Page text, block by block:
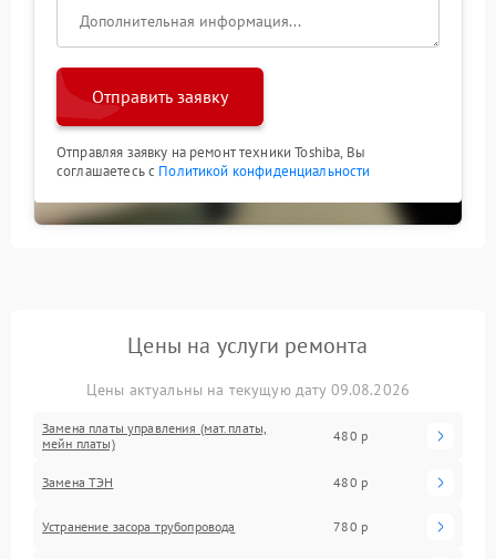
Отправить заявку
Отправляя заявку на ремонт техники Toshiba, Вы
соглашаетесь с Политикой конфиденциальности
Цены на услуги ремонта
Цены актуальны на текущую дату 09.08.2026
Замена платы управления (мат.платы,
мейн платы)
480 р
Замена ТЭН 480 р
Устранение засора трубопровода 780 р